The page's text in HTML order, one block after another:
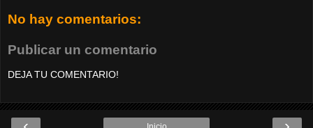
No hay comentarios:
Publicar un comentario
DEJA TU COMENTARIO!